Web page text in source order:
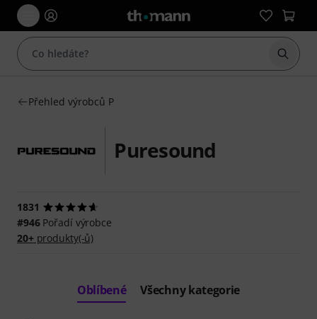
Začít
Přehled výrobců P
Puresound
1831
#946Pořadí výrobce
20+produkty(-ů)
Oblíbené Všechny kategorie